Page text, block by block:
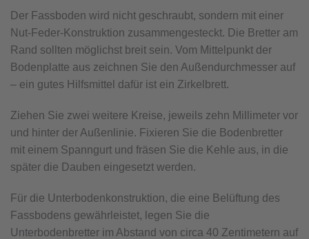
Der Fassboden wird nicht geschraubt, sondern mit einer
Nut-Feder-Konstruktion zusammengesteckt. Die Bretter am
Rand sollten möglichst breit sein. Vom Mittelpunkt der
Bodenplatte aus zeichnen Sie den Außendurchmesser auf
– ein gutes Hilfsmittel dafür ist ein Zirkelbrett.
Ziehen Sie zwei weitere Kreise, jeweils zehn Millimeter vor
und hinter der Außenlinie. Fixieren Sie die Bodenbretter
mit einem Spanngurt und fräsen Sie die Kehle aus, in die
später die Dauben eingesetzt werden.
Für die Unterbodenkonstruktion, die eine Belüftung des
Fassbodens gewährleistet, legen Sie die
Unterbodenbretter im Abstand von circa 40 Zentimetern auf